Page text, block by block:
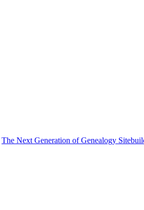
The Next Generation of Genealogy